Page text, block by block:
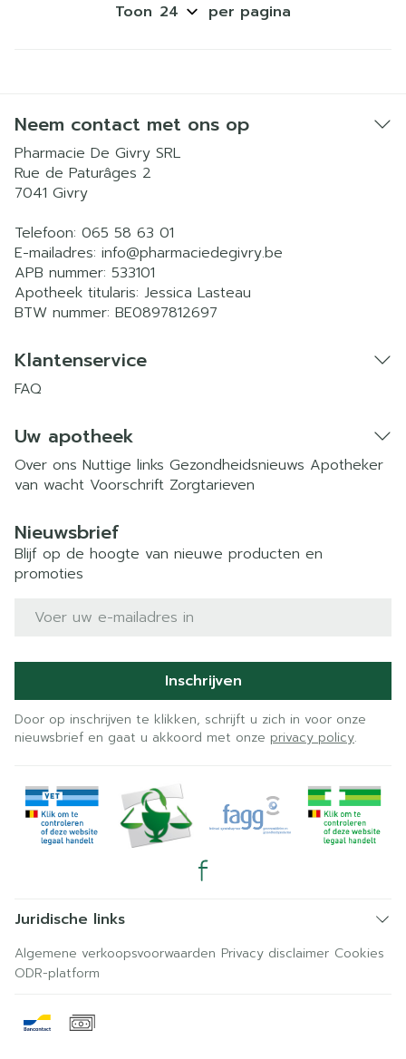
Toon per pagina
Neem contact met ons op
Pharmacie De Givry SRL
Rue de Paturâges 2
7041 Givry
Telefoon: 065 58 63 01
E-mailadres: info@pharmaciedegivry.be
APB nummer: 533101
Apotheek titularis: Jessica Lasteau
BTW nummer: BE0897812697
Klantenservice
FAQ
Uw apotheek
Over ons Nuttige links Gezondheidsnieuws Apotheker
van wacht Voorschrift Zorgtarieven
Nieuwsbrief
Blijf op de hoogte van nieuwe producten en
promoties
E-mail adres
Inschrijven
Door op inschrijven te klikken, schrijft u zich in voor onze
nieuwsbrief en gaat u akkoord met onze privacy policy.
Juridische links
Algemene verkoopsvoorwaarden Privacy disclaimer Cookies
ODR-platform